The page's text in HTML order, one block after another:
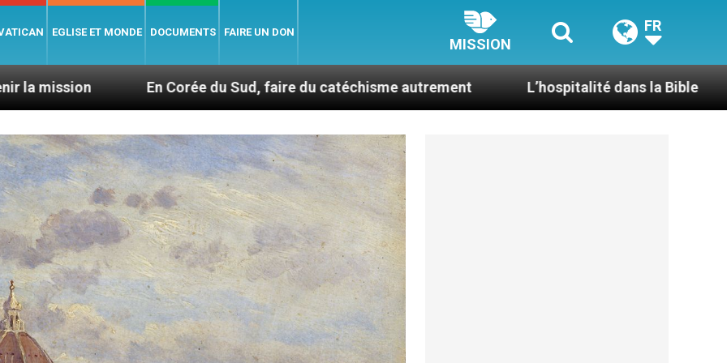
EGLISE ET MONDE DOCUMENTS FAIRE UN DON
MISSION
FR
En Corée du Sud, faire du catéchisme autrement L’hospitalité dans la Bible Le cardinal